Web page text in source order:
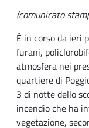
(comunicato
È in corso da ieri
furani,
atmosfera nei
quartiere di
3 di notte dello
incendio che ha
vegetazione,